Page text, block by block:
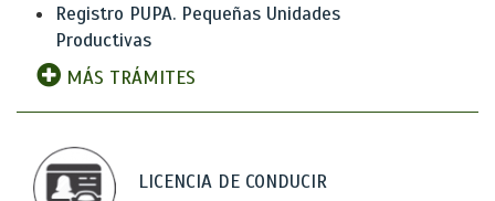
Registro PUPA. Pequeñas Unidades
Productivas
MÁS TRÁMITES
LICENCIA DE CONDUCIR